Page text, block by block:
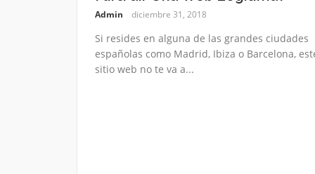
Admin diciembre 31, 2018
Si resides en alguna de las grandes ciudades
españolas como Madrid, Ibiza o Barcelona,
sitio web no te va a...